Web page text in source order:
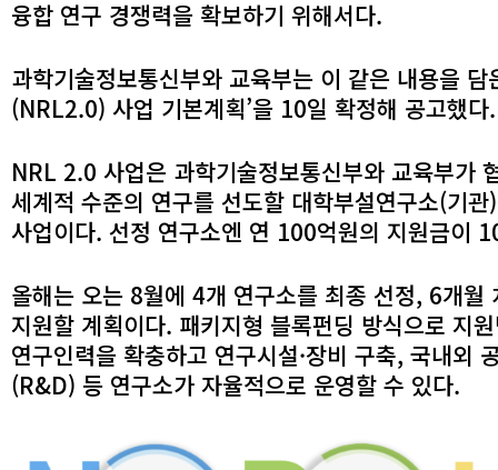
융합 연구 경쟁력을 확보하기 위해서다.
과학기술정보통신부와 교육부는 이 같은 내용을 담
(NRL2.0) 사업 기본계획’을 10일 확정해 공고했다.
NRL 2.0 사업은 과학기술정보통신부와 교육부가
세계적 수준의 연구를 선도할 대학부설연구소(기
사업이다. 선정 연구소엔 연 100억원의 지원금이
올해는 오는 8월에 4개 연구소를 최종 선정, 6개월
지원할 계획이다. 패키지형 블록펀딩 방식으로 지
연구인력을 확충하고 연구시설·장비 구축, 국내외
(R&D) 등 연구소가 자율적으로 운영할 수 있다.